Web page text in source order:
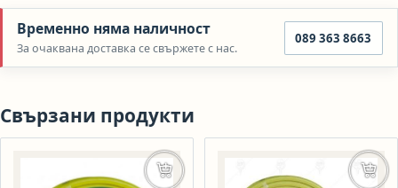
Временно няма наличност
За очаквана доставка се свържете с нас.
089 363 8663
Свързани продукти
Добавяне в количката